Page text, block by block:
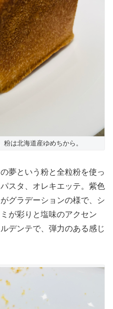
は北海道産ゆめちから。
夢という粉と全粒粉を使っ
スタ、オレキエッテ。紫色
グラデーションの様で、シ
が彩りと塩味のアクセン
デンテで、弾力のある感じ